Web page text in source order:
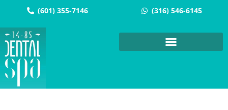
(601) 355-7146 (316) 546-6145